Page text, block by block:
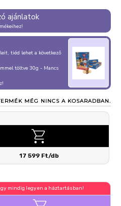
ajánlatok
tiéd lehet a következő
töltve 30g - Mancs
MÉG NINCS A KOSARADBAN.
17 599 Ft/db
mindig legyen a háztartásban!